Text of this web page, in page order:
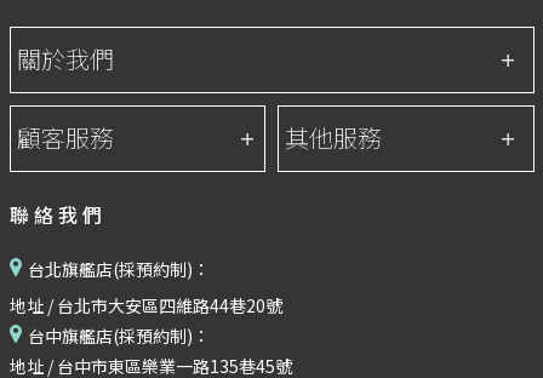
聯絡我們
台北旗艦店(採預約制)：
地址 / 台北市大安區四維路44巷20號
台中旗艦店(採預約制)：
地址 / 台中市東區樂業一路135巷45號